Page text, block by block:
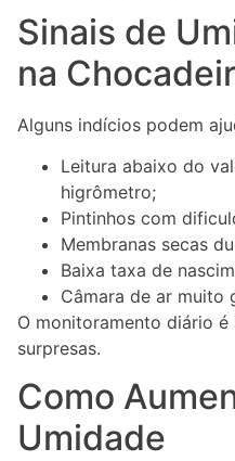
Sinais de
na
Alguns indícios podem
Leitura abaixo do
higrômetro;
Pintinhos com
Membranas secas
Baixa taxa de
Câmara de ar muito
O monitoramento diário
surpresas.
Como
Umidade